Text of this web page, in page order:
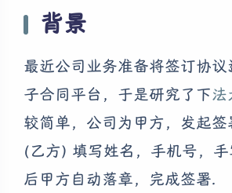
背景
最近公司业务准备将签订协
子合同平台，于是研究了下法
较简单，公司为甲方，发起签
(乙方) 填写姓名，手机号，
后甲方自动落章，完成签署.